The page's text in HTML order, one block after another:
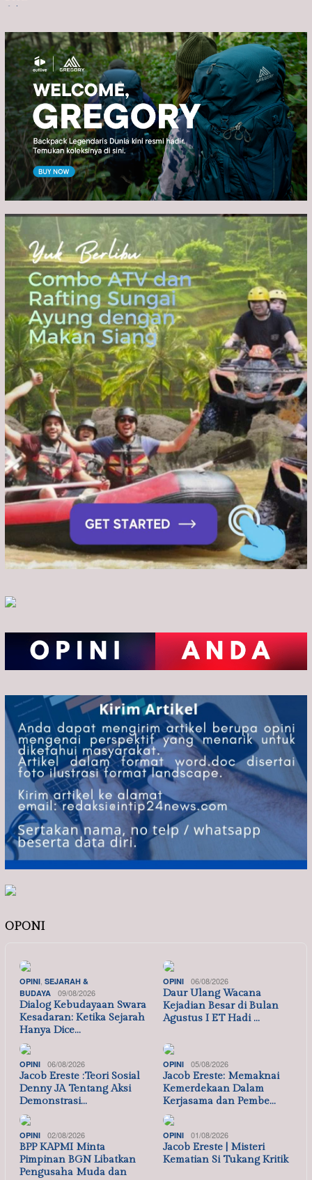
OPONI
OPINI, SEJARAH &
BUDAYA
09/08/2026
Dialog Kebudayaan Swara
Kesadaran: Ketika Sejarah
Hanya Dice…
OPINI 06/08/2026
Daur Ulang Wacana
Kejadian Besar di Bulan
Agustus I ET Hadi …
OPINI 06/08/2026
Jacob Ereste :Teori Sosial
Denny JA Tentang Aksi
Demonstrasi…
OPINI 05/08/2026
Jacob Ereste: Memaknai
Kemerdekaan Dalam
Kerjasama dan Pembe…
OPINI 02/08/2026
BPP KAPMI Minta
Pimpinan BGN Libatkan
Pengusaha Muda dan
OPINI 01/08/2026
Jacob Ereste | Misteri
Kematian Si Tukang Kritik